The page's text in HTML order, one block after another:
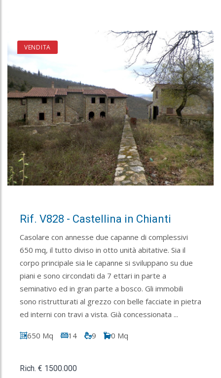
VENDITA
Rif. V828 - Castellina in Chianti
Casolare con annesse due capanne di complessivi
650 mq, il tutto diviso in otto unità abitative. Sia il
corpo principale sia le capanne si sviluppano su due
piani e sono circondati da 7 ettari in parte a
seminativo ed in gran parte a bosco. Gli immobili
sono ristrutturati al grezzo con belle facciate in pietra
ed interni con travi a vista. Già concessionata ...
650 Mq 14 9 0 Mq
Rich. € 1500.000